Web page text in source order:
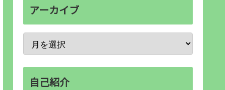
アーカイブ
自己紹介